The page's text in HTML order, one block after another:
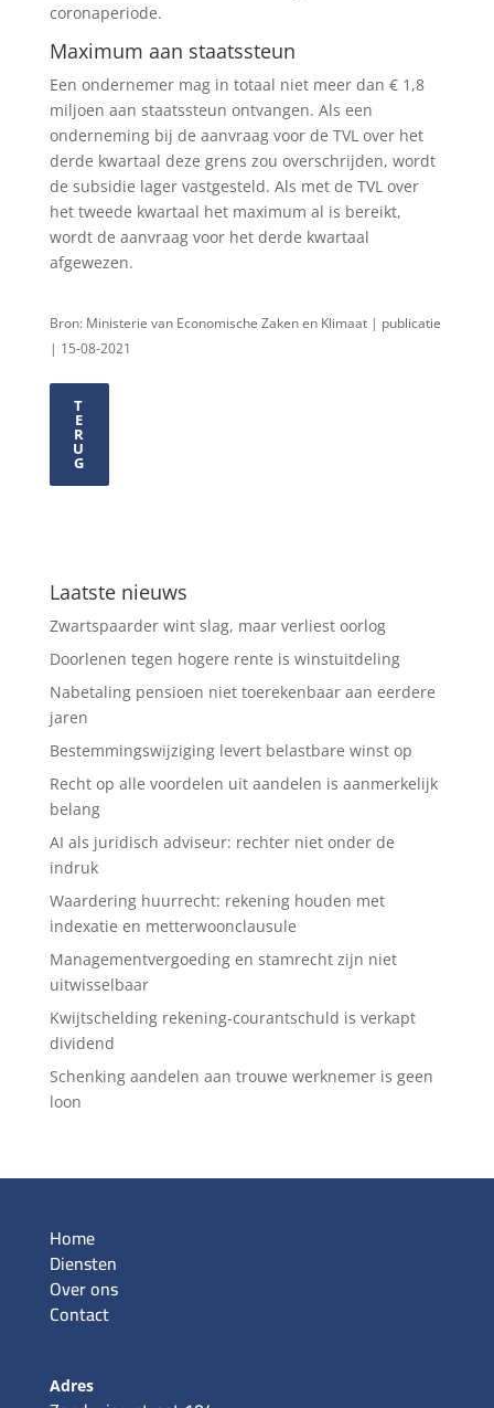
coronaperiode.
Maximum aan staatssteun
Een ondernemer mag in totaal niet meer dan € 1,8
miljoen aan staatssteun ontvangen. Als een
onderneming bij de aanvraag voor de TVL over het
derde kwartaal deze grens zou overschrijden, wordt
de subsidie lager vastgesteld. Als met de TVL over
het tweede kwartaal het maximum al is bereikt,
wordt de aanvraag voor het derde kwartaal
afgewezen.
Bron: Ministerie van Economische Zaken en Klimaat | publicatie
| 15-08-2021
T
E
R
U
G
Laatste nieuws
Zwartspaarder wint slag, maar verliest oorlog
Doorlenen tegen hogere rente is winstuitdeling
Nabetaling pensioen niet toerekenbaar aan eerdere
jaren
Bestemmingswijziging levert belastbare winst op
Recht op alle voordelen uit aandelen is aanmerkelijk
belang
AI als juridisch adviseur: rechter niet onder de
indruk
Waardering huurrecht: rekening houden met
indexatie en metterwoonclausule
Managementvergoeding en stamrecht zijn niet
uitwisselbaar
Kwijtschelding rekening-courantschuld is verkapt
dividend
Schenking aandelen aan trouwe werknemer is geen
loon
Home
Diensten
Over ons
Contact
Adres